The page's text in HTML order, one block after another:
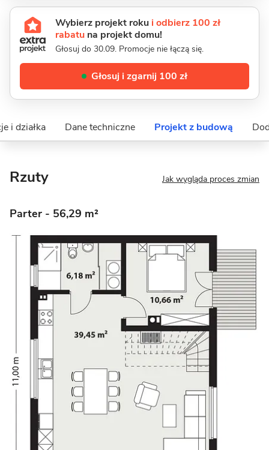
Wybierz projekt roku i odbierz 100 zł
rabatu na projekt domu!
Głosuj do 30.09. Promocje nie łączą się.
Głosuj i zgarnij 100 zł
i działka Dane techniczne Projekt z budową
Rzuty Jak wygląda proces zmian
Parter - 56,29 m²